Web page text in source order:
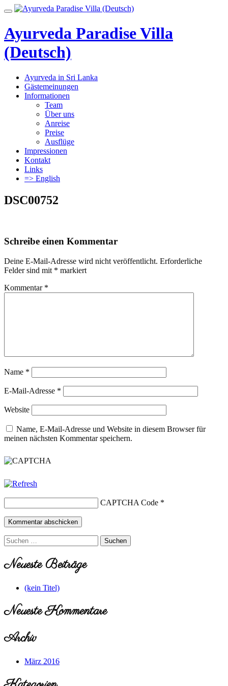
Skip
content
Toggle
Ayurveda Paradise Villa
(Deutsch)
Ayurveda in Sri Lanka
Gästemeinungen
Informationen
Team
Über uns
Anreise
Preise
Ausflüge
Impressionen
Kontakt
Links
=> English
DSC00752
Schreibe einen Kommentar
Deine E-Mail-Adresse wird nicht veröffentlicht. Erforderliche
Felder sind mit * markiert
Kommentar *
Name *
E-Mail-Adresse *
Website
Name, E-Mail-Adresse und Website in diesem Browser für
meinen nächsten Kommentar speichern.
CAPTCHA Code *
Suchen
nach:
Neueste Beiträge
(kein Titel)
Neueste Kommentare
Archiv
März 2016